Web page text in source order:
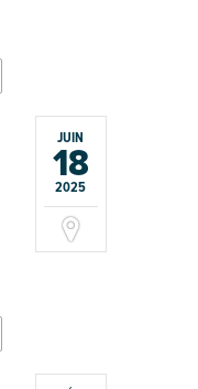
JUIN
18
2025